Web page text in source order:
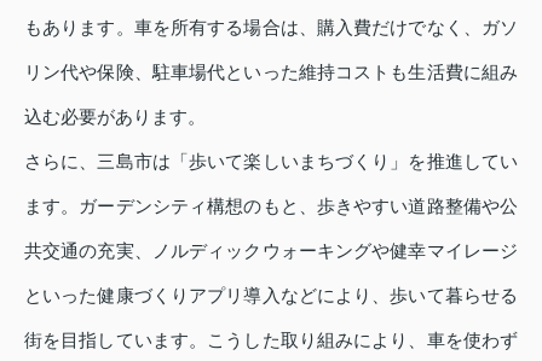
もあります。車を所有する場合は、購入費だけでなく、ガソ
リン代や保険、駐車場代といった維持コストも生活費に組み
込む必要があります。
さらに、三島市は「歩いて楽しいまちづくり」を推進してい
ます。ガーデンシティ構想のもと、歩きやすい道路整備や公
共交通の充実、ノルディックウォーキングや健幸マイレージ
といった健康づくりアプリ導入などにより、歩いて暮らせる
街を目指しています。こうした取り組みにより、車を使わず